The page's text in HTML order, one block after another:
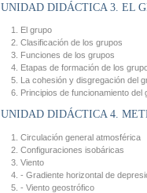
UNIDAD DIDÁCTICA 3. EL
El grupo
Clasificación de los grupos
Funciones de los grupos
Etapas de formación de los
La cohesión y disgregación del
Principios de funcionamiento del
UNIDAD DIDÁCTICA 4.
Circulación general atmosférica
Configuraciones isobáricas
Viento
- Gradiente horizontal de
- Viento geostrófico